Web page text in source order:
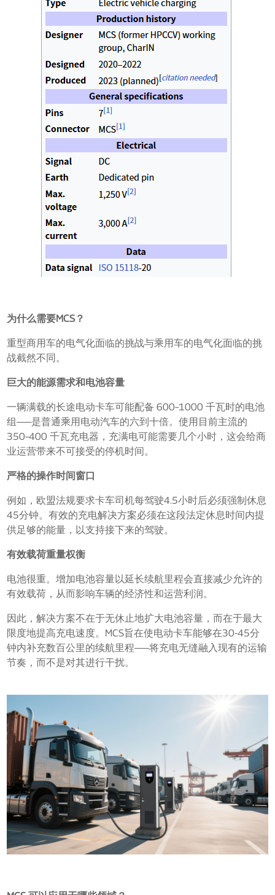
为什么需要MCS？
重型商用车的电气化面临的挑战与乘用车的电气化面临的挑
战截然不同。
巨大的能源需求和电池容量
一辆满载的长途电动卡车可能配备 600–1000 千瓦时的电池
组——是普通乘用电动汽车的六到十倍。使用目前主流的
350–400 千瓦充电器，充满电可能需要几个小时，这会给商
业运营带来不可接受的停机时间。
严格的操作时间窗口
例如，欧盟法规要求卡车司机每驾驶4.5小时后必须强制休息
45分钟。有效的充电解决方案必须在这段法定休息时间内提
供足够的能量，以支持接下来的驾驶。
有效载荷重量权衡
电池很重。增加电池容量以延长续航里程会直接减少允许的
有效载荷，从而影响车辆的经济性和运营利润。
因此，解决方案不在于无休止地扩大电池容量，而在于最大
限度地提高充电速度。MCS旨在使电动卡车能够在30-45分
钟内补充数百公里的续航里程——将充电无缝融入现有的运输
节奏，而不是对其进行干扰。